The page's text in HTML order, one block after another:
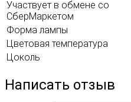
Участвует в обмене со
СберМаркетом
Форма лампы
Цветовая температура
Цоколь
Написать отзыв